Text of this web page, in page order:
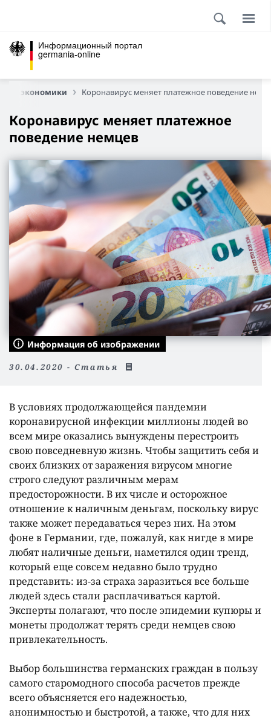
Информационный портал
germania-online
экономики Коронавирус меняет платежное поведение
Коронавирус меняет платежное
поведение немцев
Информация об изображении
30.04.2020 - Статья
В условиях продолжающейся пандемии
коронавирусной инфекции миллионы людей во
всем мире оказались вынуждены перестроить
свою повседневную жизнь. Чтобы защитить себя и
своих близких от заражения вирусом многие
строго следуют различным мерам
предосторожности. В их числе и осторожное
отношение к наличным деньгам, поскольку вирус
также может передаваться через них. На этом
фоне в Германии, где, пожалуй, как нигде в мире
любят наличные деньги, наметился один тренд,
который еще совсем недавно было трудно
представить: из-за страха заразиться все больше
людей здесь стали расплачиваться картой.
Эксперты полагают, что после эпидемии купюры и
монеты продолжат терять среди немцев свою
привлекательность.
Выбор большинства германских граждан в пользу
самого старомодного способа расчетов прежде
всего объясняется его надежностью,
анонимностью и быстротой, а также, что для них